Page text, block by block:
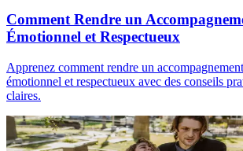
Comment Rendre un
Émotionnel et Respectueux
Apprenez comment rendre un
émotionnel et respectueux avec des conseils
claires.